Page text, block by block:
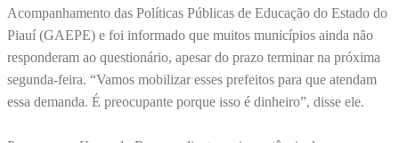
Acompanhamento das Políticas Públicas de Educação do Estado do
Piauí (GAEPE) e foi informado que muitos municípios ainda não
responderam ao questionário, apesar do prazo terminar na próxima
segunda-feira. “Vamos mobilizar esses prefeitos para que atendam
essa demanda. É preocupante porque isso é dinheiro”, disse ele.